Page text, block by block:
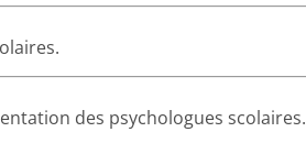
des psychologues scolaires.